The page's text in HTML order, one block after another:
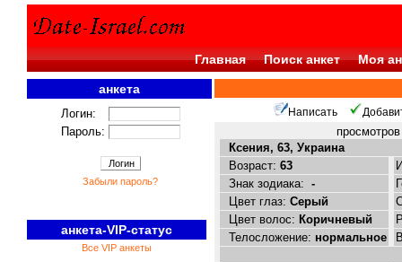
Главная Поиск анкет Моя
анкета
Логин:
Пароль:
Забыли пароль?
анкета-VIP-статус
Все VIP анкеты
Написать
Ксения, 63, Украина
Возраст: 63
Знак зодиака: -
Цвет глаз: Серый
Цвет волос: Коричневый
Телосложение: нормальное